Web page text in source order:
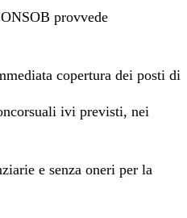
provvede
copertura dei posti di
ivi previsti, nei
e senza oneri per la